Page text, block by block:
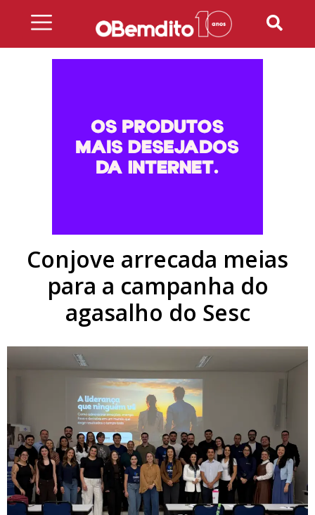
Conjove arrecada meias
para a campanha do
agasalho do Sesc